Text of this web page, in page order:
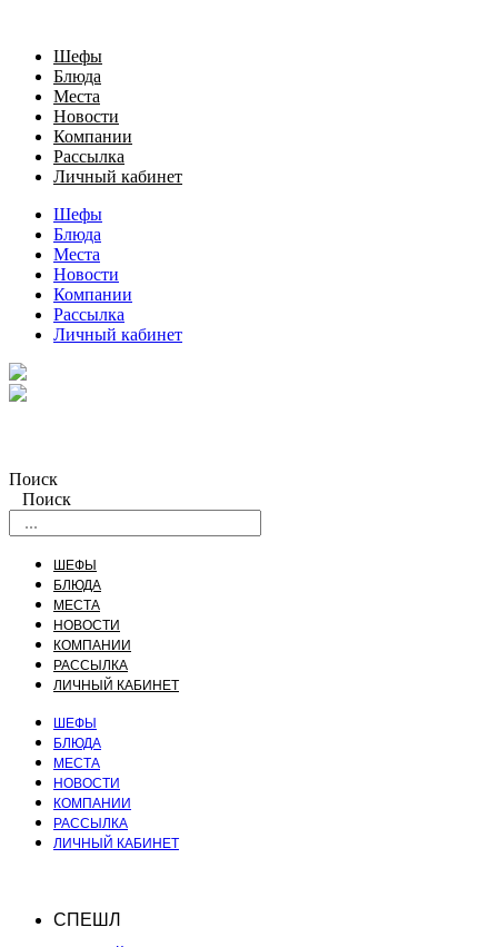
Шефы
Блюда
Места
Новости
Компании
Рассылка
Личный кабинет
Шефы
Блюда
Места
Новости
Компании
Рассылка
Личный кабинет
Поиск
Поиск
ШЕФЫ
БЛЮДА
МЕСТА
НОВОСТИ
КОМПАНИИ
РАССЫЛКА
ЛИЧНЫЙ КАБИНЕТ
ШЕФЫ
БЛЮДА
МЕСТА
НОВОСТИ
КОМПАНИИ
РАССЫЛКА
ЛИЧНЫЙ КАБИНЕТ
СПЕШЛ